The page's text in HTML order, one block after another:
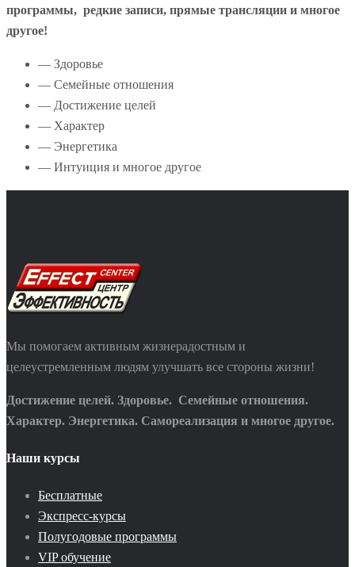
программы, редкие записи, прямые трансляции и многое
другое!
— Здоровье
— Семейные отношения
— Достижение целей
— Характер
— Энергетика
— Интуиция и многое другое
Мы помогаем активным жизнерадостным и
целеустремленным людям улучшать все стороны жизни!
Достижение целей. Здоровье. Семейные отношения.
Характер. Энергетика. Самореализация и многое другое.
Наши курсы
Бесплатные
Экспресс-курсы
Полугодовые программы
VIP обучение